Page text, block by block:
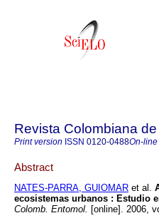
Revista Colombiana
Print version ISSN 0120-0488On-
Abstract
NATES-PARRA, GUIOMAR et al.
ecosistemas urbanos : Estudio
Colomb. Entomol. [online]. 2006,